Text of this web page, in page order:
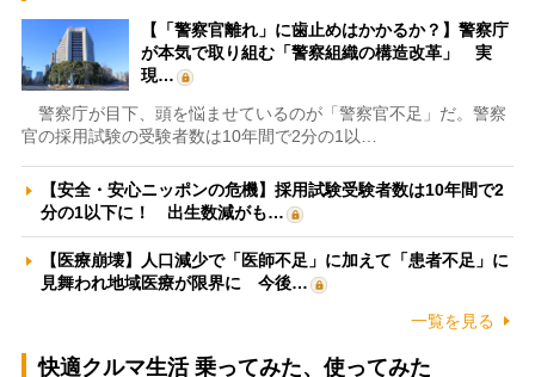
【「警察官離れ」に歯止めはかかるか？】警察庁
が本気で取り組む「警察組織の構造改革」 実
現…
警察庁が目下、頭を悩ませているのが「警察官不足」だ。警察
官の採用試験の受験者数は10年間で2分の1以…
【安全・安心ニッポンの危機】採用試験受験者数は10年間で2
分の1以下に！ 出生数減がも…
【医療崩壊】人口減少で「医師不足」に加えて「患者不足」に
見舞われ地域医療が限界に 今後…
一覧を見る
快適クルマ生活 乗ってみた、使ってみた